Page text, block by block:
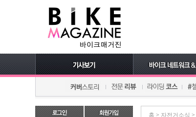
홈 > 자전거소식 >